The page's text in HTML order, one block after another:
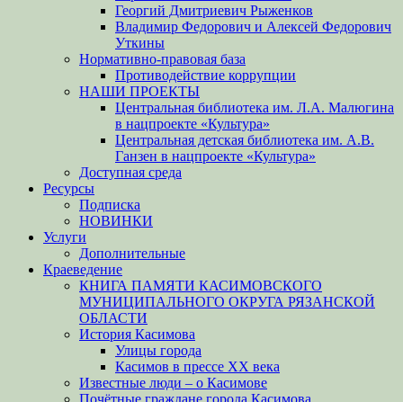
Георгий Дмитриевич Рыженков
Владимир Федорович и Алексей Федорович
Уткины
Нормативно-правовая база
Противодействие коррупции
НАШИ ПРОЕКТЫ
Центральная библиотека им. Л.А. Малюгина
в нацпроекте «Культура»
Центральная детская библиотека им. А.В.
Ганзен в нацпроекте «Культура»
Доступная среда
Ресурсы
Подписка
НОВИНКИ
Услуги
Дополнительные
Краеведение
КНИГА ПАМЯТИ КАСИМОВСКОГО
МУНИЦИПАЛЬНОГО ОКРУГА РЯЗАНСКОЙ
ОБЛАСТИ
История Касимова
Улицы города
Касимов в прессе XX века
Известные люди – о Касимове
Почётные граждане города Касимова